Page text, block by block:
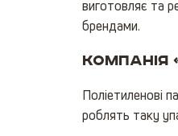
виготовляє та
брендами.
Компанія
Поліетиленові
роблять таку